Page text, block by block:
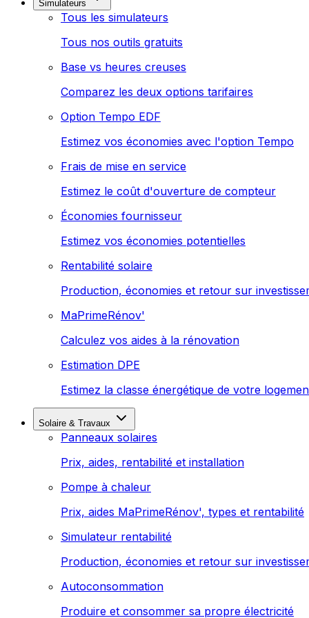
Simulateurs
Tous les simulateurs
Tous nos outils gratuits
Base vs heures creuses
Comparez les deux options tarifaires
Option Tempo EDF
Estimez vos économies avec l'option Tempo
Frais de mise en service
Estimez le coût d'ouverture de compteur
Économies fournisseur
Estimez vos économies potentielles
Rentabilité solaire
Production, économies et retour sur
MaPrimeRénov'
Calculez vos aides à la rénovation
Estimation DPE
Estimez la classe énergétique de votre
Solaire & Travaux
Panneaux solaires
Prix, aides, rentabilité et installation
Pompe à chaleur
Prix, aides MaPrimeRénov', types et rentabilité
Simulateur rentabilité
Production, économies et retour sur
Autoconsommation
Produire et consommer sa propre électricité